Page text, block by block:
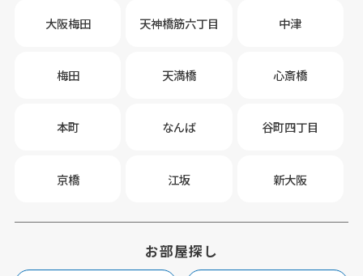
大阪梅田 天神橋筋六丁目 中津
梅田 天満橋 心斎橋
本町 なんば 谷町四丁目
京橋 江坂 新大阪
お部屋探し